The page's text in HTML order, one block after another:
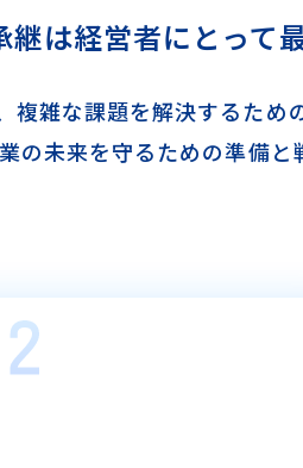
は経営者にとって
複雑な課題を解決するため
の未来を守るための準備と